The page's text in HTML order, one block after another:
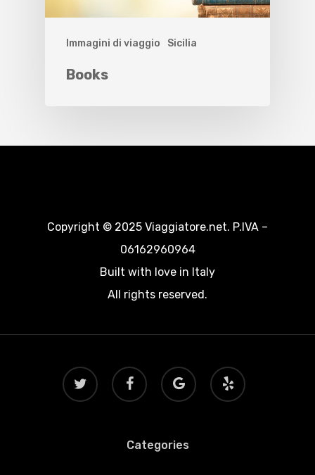
Immagini di viaggio Sicilia
Books
Copyright © 2025 Viaggiatore.net. P.IVA –
06162960964
Built with love in Italy
All rights reserved.
twitter facebook
google-
plus
yelp
Categories